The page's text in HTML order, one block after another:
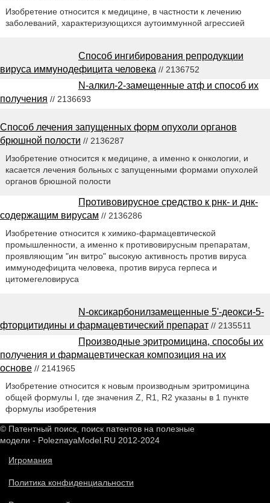
Изобретение относится к медицине, в частности к лечению
заболеваний, характеризующихся аутоиммунной агрессией
Способ ингибирования репродукции
вируса иммунодефицита человека // 2136752
N-алкил-2-замещенные атф и способ их
получения // 2136693
Способ лечения запущенных форм опухоли органов
брюшной полости // 2136287
Изобретение относится к медицине, а именно к онкологии, и
касается лечения больных с запущенными формами опухолей
органов брюшной полости
Противовирусное средство к рнк- и днк-
содержащим вирусам // 2136286
Изобретение относится к химико-фармацевтической
промышленности, а именно к противовирусным препаратам,
проявляющим "ин витро" высокую активность против вируса
иммунодефицита человека, против вируса герпеса и
цитомегеловируса
N-оксикарбонилзамещенные 5'-деокси-5-
фторцитидины и фармацевтический препарат // 2135511
Производные эритромицина, способы их
получения и фармацевтическая композиция на их
основе // 2141965
Изобретение относится к новым производным эритромицина
общей формулы I, где значения Z, R1, R2 указаны в 1 пункте
формулы изобретения
© Патентный поиск, поиск патентов на полезные
модели - PoleznayaModel.RU 2012-2024
Игромания
Политика конфиденциальности